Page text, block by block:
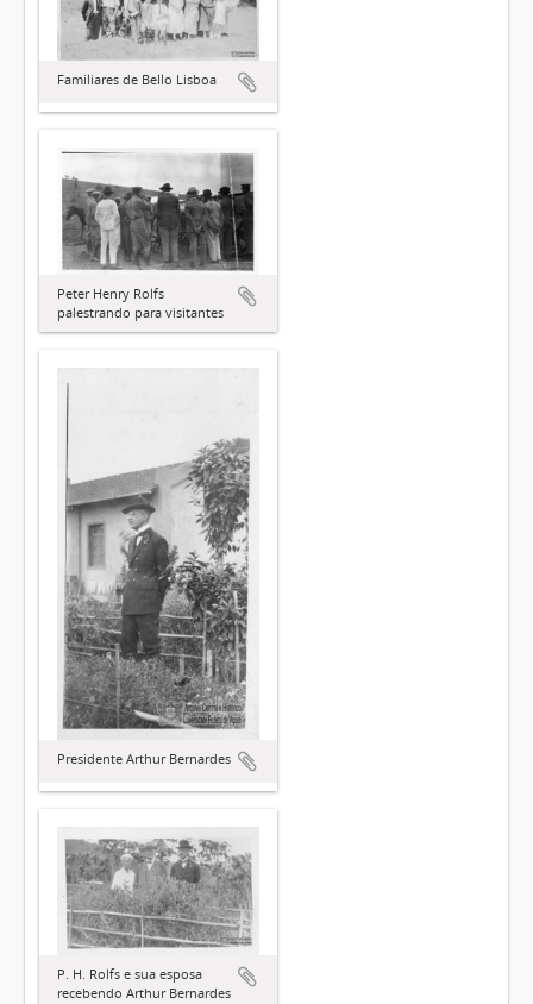
Familiares de Bello Lisboa
Peter Henry Rolfs
palestrando para visitantes
Presidente Arthur Bernardes
P. H. Rolfs e sua esposa
recebendo Arthur Bernardes